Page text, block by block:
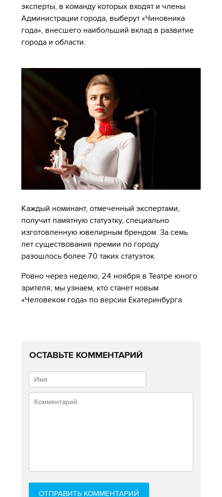
эксперты, в команду которых входят и члены
Администрации города, выберут «Чиновника
года», внесшего наибольший вклад в развитие
города и области.
Каждый номинант, отмеченный экспертами,
получит памятную статуэтку, специально
изготовленную ювелирным брендом. За семь
лет существования премии по городу
разошлось более 70 таких статуэток.
Ровно через неделю, 24 ноября в Театре юного
зрителя, мы узнаем, кто станет новым
«Человеком года» по версии Екатеринбурга.
ОСТАВЬТЕ КОММЕНТАРИЙ
ОТПРАВИТЬ КОММЕНТАРИЙ